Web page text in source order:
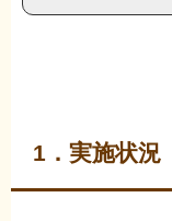
1．実施状況